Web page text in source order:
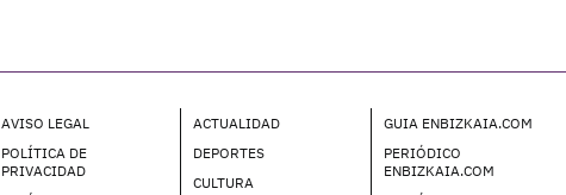
AVISO LEGAL
POLÍTICA DE
PRIVACIDAD
ACTUALIDAD
DEPORTES
CULTURA
GUIA ENBIZKAIA.COM
PERIÓDICO
ENBIZKAIA.COM